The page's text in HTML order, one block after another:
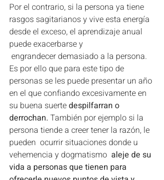
Por el contrario, si la persona ya tiene
rasgos sagitarianos y vive esta energía
desde el exceso, el aprendizaje anual
puede exacerbarse y
engrandecer demasiado a la persona.
Es por ello que para este tipo de
personas se les puede presentar un año
en el que confiando excesivamente en
su buena suerte despilfarran o
derrochan. También por ejemplo si la
persona tiende a creer tener la razón, le
pueden  ocurrir situaciones donde u
vehemencia y dogmatismo aleje de su
vida a personas que tienen para